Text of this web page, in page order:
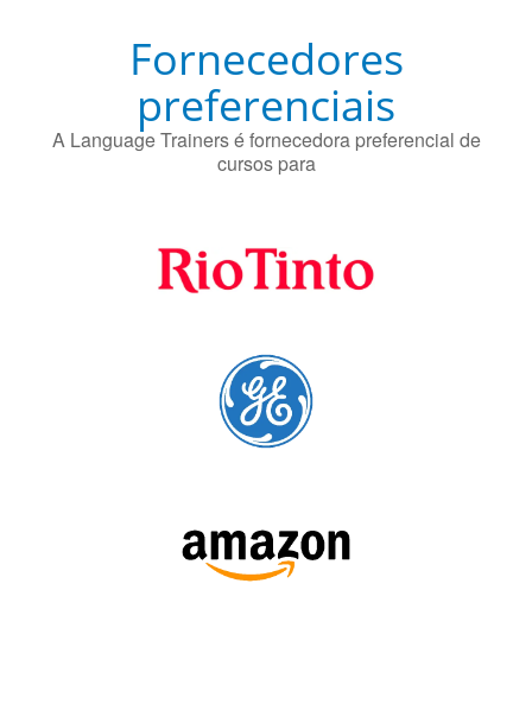
Fornecedores
preferenciais
A Language Trainers é fornecedora preferencial de
cursos para